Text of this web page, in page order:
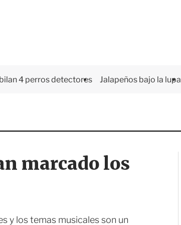
4 perros detectores Jalapeños bajo la lupa
marcado los
y los temas musicales son un